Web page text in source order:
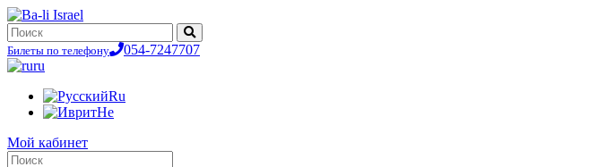
Билеты по телефону
054-7247707
ru
Ru
He
Мой кабинет